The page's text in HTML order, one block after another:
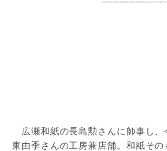
広瀬和紙の長島勲さんに師事し、
東由季さんの工房兼店舗。和紙そ